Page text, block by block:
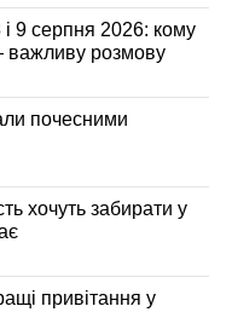
9 серпня 2026: кому
важливу розмову
почесними
хочуть забирати у
привітання у